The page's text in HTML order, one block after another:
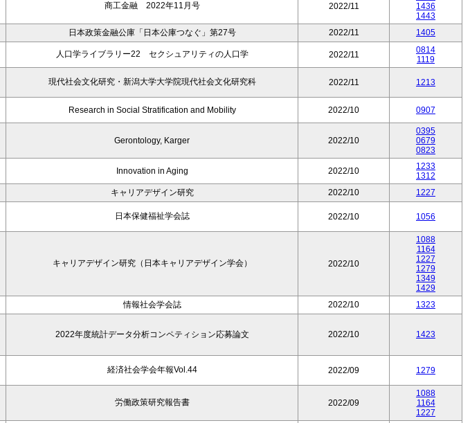
商工金融 2022年11月号 2022/11
1436
1443
日本政策金融公庫「日本公庫つなぐ」第27号 2022/11 1405
人口学ライブラリー22 セクシュアリティの人口学 2022/11
0814
1119
現代社会文化研究・新潟大学大学院現代社会文化研究科 2022/11 1213
Research in Social Stratification and Mobility 2022/10 0907
Gerontology, Karger 2022/10
0395
0679
0823
Innovation in Aging 2022/10
1233
1312
キャリアデザイン研究 2022/10
1227
日本保健福祉学会誌 2022/10 1056
キャリアデザイン研究（日本キャリアデザイン学会） 2022/10
1088
1164
1227
1279
1349
1429
情報社会学会誌 2022/10 1323
2022年度統計データ分析コンペティション応募論文 2022/10 1423
経済社会学会年報Vol.44 2022/09 1279
労働政策研究報告書 2022/09
1088
1164
1227